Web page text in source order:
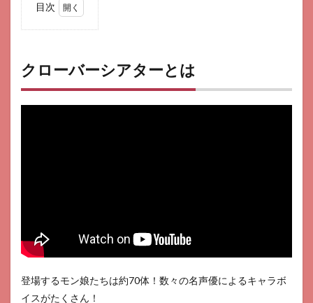
目次
ーシ
アタ
ーと
モン
ー娘
が可
クローバーシアターとは
登場するモン娘たちは約70体！数々の名声優によるキャラボ
イスがたくさん！